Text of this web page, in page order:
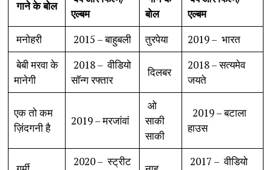
गानेकेबोल
एल्बम
बोल
एल्बम
मनोहरी
2015 – बाहुबली तुरपेया
2019 – भारत
बेबी मरवा के
मानेगी
2018 – वीडियो
सॉन्ग रफ्तार
दिलबर
2018 – सत्यमेव
जयते
एक तो कम
ज़िंदगनी है
2019 – मरजांवां
ओ
साकी
साकी
2019 – बटाला
हाउस
2020 – स्ट्रीट
2017 – वीडियो